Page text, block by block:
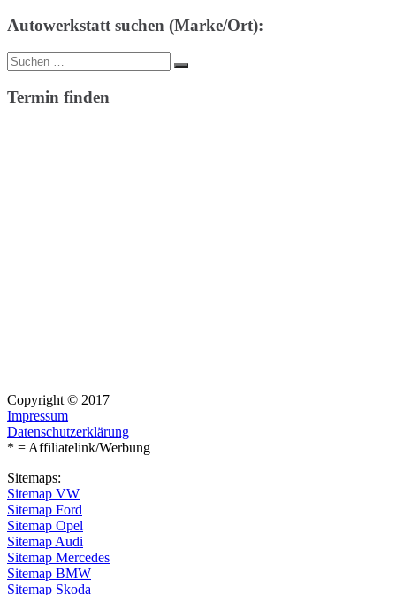
Autowerkstatt suchen (Marke/Ort):
Suche
nach:
Suchen
Termin finden
Copyright © 2017
Impressum
Datenschutzerklärung
* = Affiliatelink/Werbung
Sitemaps:
Sitemap VW
Sitemap Ford
Sitemap Opel
Sitemap Audi
Sitemap Mercedes
Sitemap BMW
Sitemap Skoda